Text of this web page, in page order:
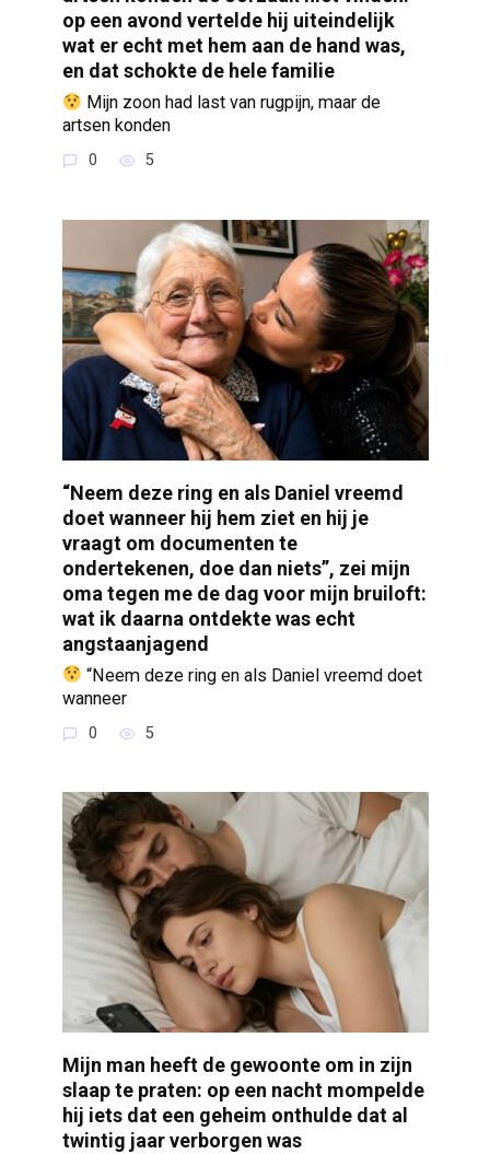
op een avond vertelde hij uiteindelijk
wat er echt met hem aan de hand was,
en dat schokte de hele familie
Mijn zoon had last van rugpijn, maar de
artsen konden
0 5
“Neem deze ring en als Daniel vreemd
doet wanneer hij hem ziet en hij je
vraagt om documenten te
ondertekenen, doe dan niets”, zei mijn
oma tegen me de dag voor mijn bruiloft:
wat ik daarna ontdekte was echt
angstaanjagend
“Neem deze ring en als Daniel vreemd doet
wanneer
0 5
Mijn man heeft de gewoonte om in zijn
slaap te praten: op een nacht mompelde
hij iets dat een geheim onthulde dat al
twintig jaar verborgen was